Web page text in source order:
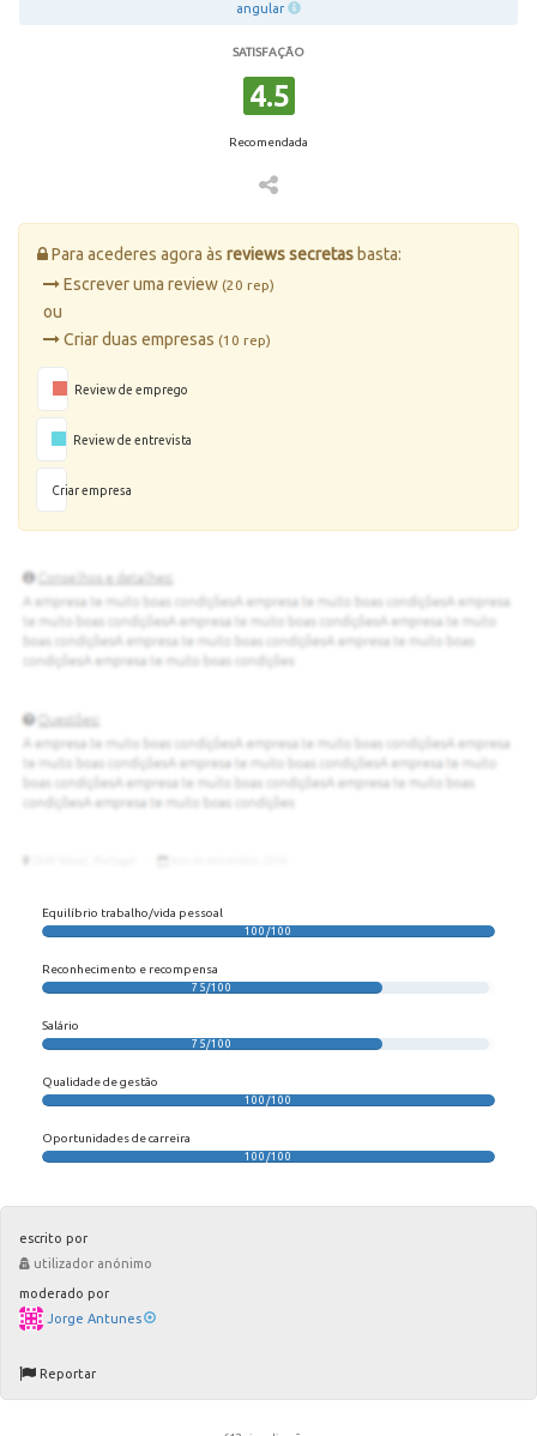
angular
SATISFAÇÃO
4.5
Recomendada
Para acederes agora às reviews secretas basta:
Escrever uma review (20 rep)
ou
Criar duas empresas (10 rep)
Review de emprego
Review de entrevista
Criar empresa
Equilíbrio trabalho/vida pessoal
100/100
Reconhecimento e recompensa
75/100
Salário
75/100
Qualidade de gestão
100/100
Oportunidades de carreira
100/100
escrito por
utilizador anónimo
moderado por
Jorge Antunes
Reportar